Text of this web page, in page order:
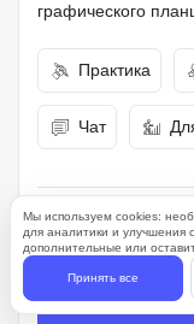
графического
Практика
Чат
Начало: 18 августа
Срок: 12 недель
Мы используем cookies:
для аналитики и улучшения
дополнительные или
Принять все